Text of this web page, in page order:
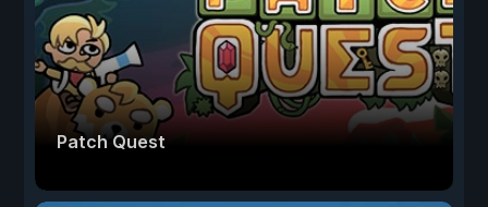
Patch Quest